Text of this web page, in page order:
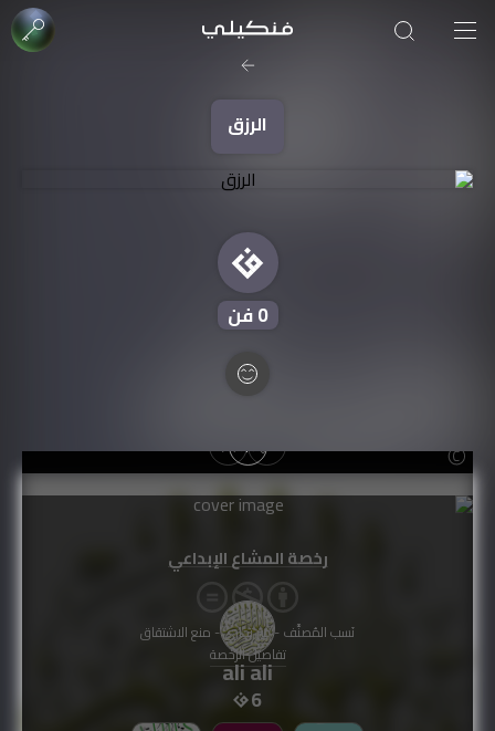
الرزق
0فن
ali ali
6
رخصة المشاع الإبداعي
نَسب المُصنَّف - غير تجاري - منع الاشتقاق
تفاصيل الرخصة
صورة الغلاف من فن
SOUFIANE Abid